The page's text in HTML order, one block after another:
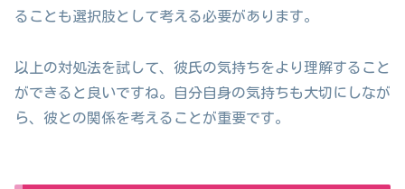
ることも選択肢として考える必要があります。
以上の対処法を試して、彼氏の気持ちをより理解すること
ができると良いですね。自分自身の気持ちも大切にしなが
ら、彼との関係を考えることが重要です。